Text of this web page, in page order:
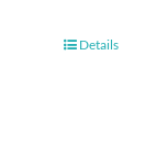
Details